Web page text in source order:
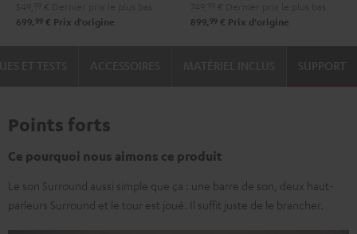
699, 99 € Prix d'origine 899, 99 € Prix d'origine
SUPPORT
Points forts
Ce pourquoi nous aimons ce produit
Le son Surround aussi simple que ça : une barre de son, deux haut-
parleurs Surround et le tour est joué. Il suffit juste de le brancher.